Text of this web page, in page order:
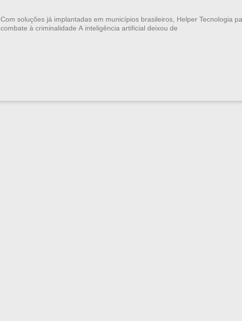
Com soluções já implantadas em municípios brasileiros, Helper Tecnologia
combate à criminalidade A inteligência artificial deixou de